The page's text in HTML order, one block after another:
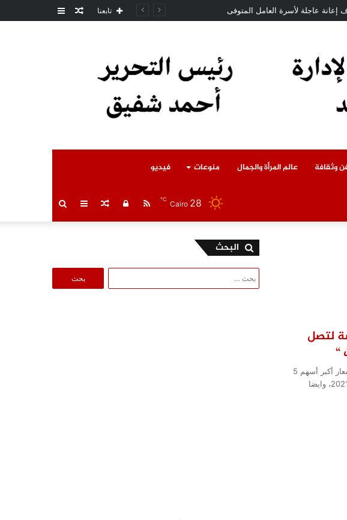
عاجلة لأسرة العامل المتوفى عمودمقال تابعنا
وثقافة عالم المرأة والجمال منوعات فيديو
بحث عمود مقالتسجيل RSS Cairo 28
℃
لتصل
كتب :محمد عادل “نبض العالم“ترصد لكم احدث اسعار أكبر أسهم 5
شركات تحقق ارتفاعا خلال تعاملات الأمس 25-7\2021، وايضا
البحث
عن: